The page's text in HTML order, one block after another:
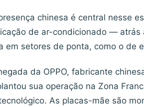
chinesa é central nesse
de ar-condicionado —
em setores de ponta, como o de
da OPPO, fabricante
sua operação na Zona
As placas-mãe são